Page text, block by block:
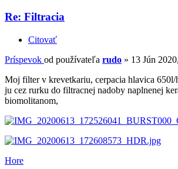
Re: Filtracia
Citovať
Príspevok od používateľa rudo » 13 Jún
Moj filter v krevetkariu, cerpacia hlavica 650l/
ju cez rurku do filtracnej nadoby naplnenej
biomolitanom,
Hore